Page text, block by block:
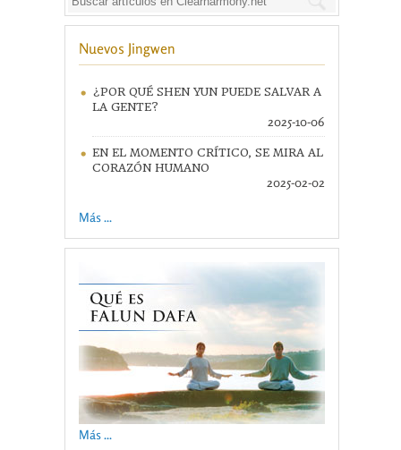
Nuevos Jingwen
¿POR QUÉ SHEN YUN PUEDE SALVAR A
LA GENTE?
2025-10-06
EN EL MOMENTO CRÍTICO, SE MIRA AL
CORAZÓN HUMANO
2025-02-02
Más ...
Más ...